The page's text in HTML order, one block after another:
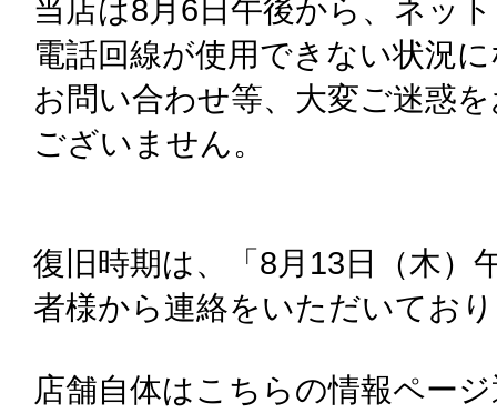
当店は8月6日午後から、ネッ
電話回線が使用できない状況
お問い合わせ等、大変ご迷惑
ございません。
復旧時期は、「8月13日（木）
者様から連絡をいただいてお
店舗自体はこちらの情報ペー